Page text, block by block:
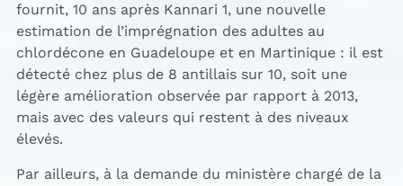
fournit, 10 ans après Kannari 1, une nouvelle
estimation de l’imprégnation des adultes au
chlordécone en Guadeloupe et en Martinique : il est
détecté chez plus de 8 antillais sur 10, soit une
légère amélioration observée par rapport à 2013,
mais avec des valeurs qui restent à des niveaux
élevés.
Par ailleurs, à la demande du ministère chargé de la